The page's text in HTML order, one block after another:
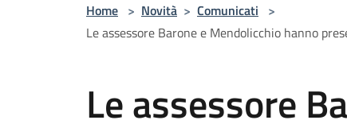
Home > Novità > Comunicati >
Le assessore Barone e Mendolicchio hanno
Le assessore